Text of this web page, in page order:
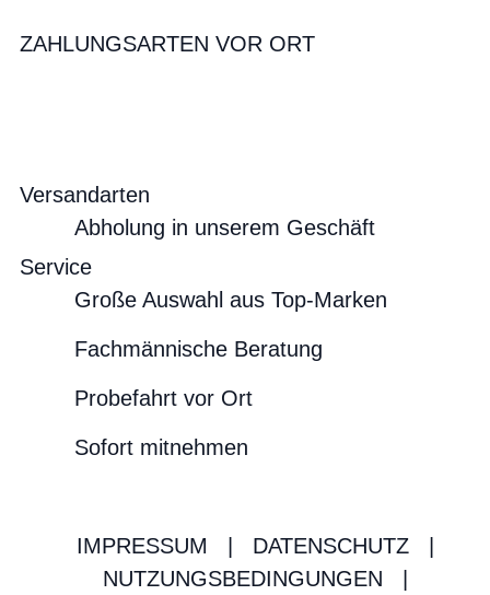
ZAHLUNGSARTEN VOR ORT
Versandarten
Abholung in unserem Geschäft
Service
Große Auswahl aus Top-Marken
Fachmännische Beratung
Probefahrt vor Ort
Sofort mitnehmen
IMPRESSUM DATENSCHUTZ
NUTZUNGSBEDINGUNGEN